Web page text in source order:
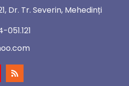
Dr. Tr. Severin, Mehedinți
051.121